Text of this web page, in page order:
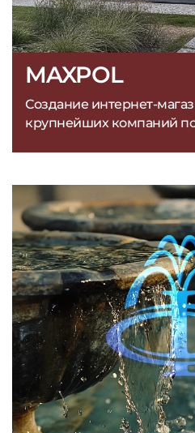
MAXPOL
Создание интернет-
крупнейших компаний